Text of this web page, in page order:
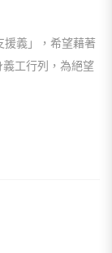
援義」，希望藉著
工行列，為絕望